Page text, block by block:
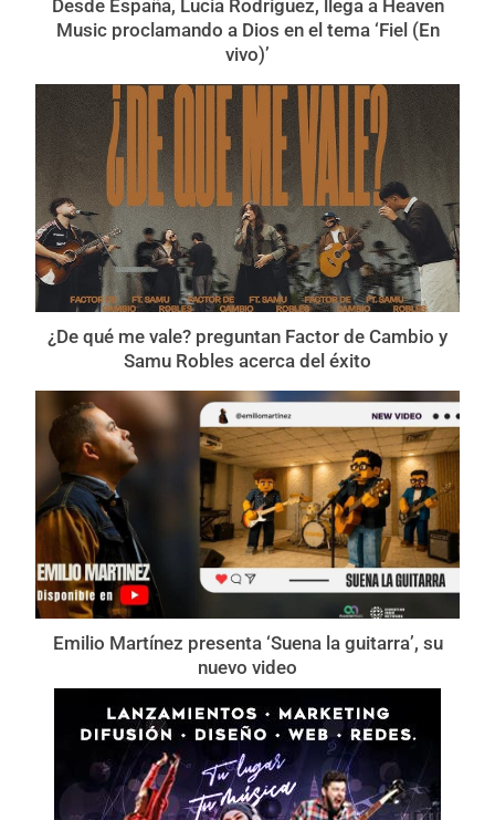
Desde España, Lucía Rodríguez, llega a Heaven
Music proclamando a Dios en el tema ‘Fiel (En
vivo)’
¿De qué me vale? preguntan Factor de Cambio y
Samu Robles acerca del éxito
Emilio Martínez presenta ‘Suena la guitarra’, su
nuevo video